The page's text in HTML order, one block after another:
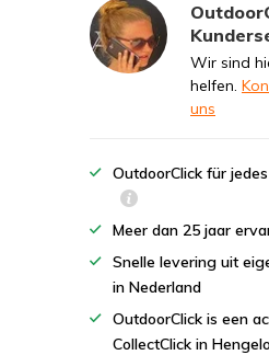
Wir sind
helfen.
uns
OutdoorClick für
Meer dan 25 jaar
Snelle levering uit
in Nederland
OutdoorClick is een
CollectClick in